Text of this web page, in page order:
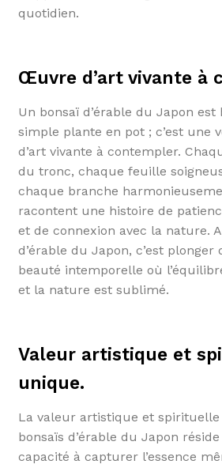
quotidien.
Œuvre d’art vivante à
Un bonsaï d’érable du Japon est
simple plante en pot ; c’est une
d’art vivante à contempler.
du tronc, chaque feuille
chaque branche
racontent une histoire de
et de connexion avec la nature.
d’érable du Japon, c’est
beauté intemporelle où
et la nature est sublimé.
Valeur artistique et
unique.
La valeur artistique et
bonsaïs d’érable du Japon
capacité à capturer l’essence